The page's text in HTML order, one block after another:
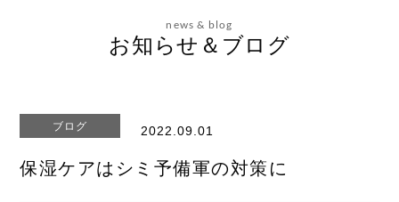
お問い合わせ
news & blog
お知らせ＆ブログ
ブログ 2022.09.01
保湿ケアはシミ予備軍の対策に